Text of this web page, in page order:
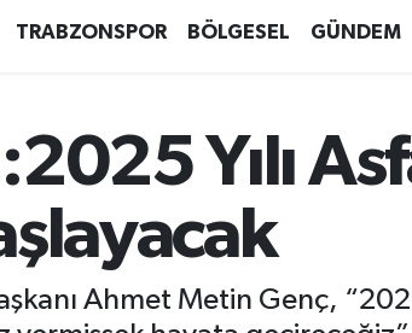
BITCOIN
TRABZONSPOR BÖLGESEL GÜNDEM
Yılı
Ahmet Metin Genç,